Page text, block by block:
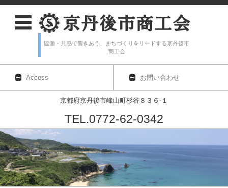
協働・共感で響きあう、まちづくりをリードする京丹後市
商工会
Access お問い合わせ
京都府京丹後市峰山町杉谷８３６-１
TEL.0772-62-0342
コンテンツに移動